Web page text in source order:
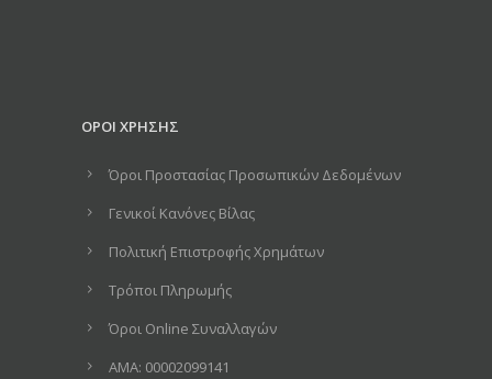
ΟΡΟΙ ΧΡΗΣΗΣ
Όροι Προστασίας Προσωπικών Δεδομένων
Γενικοί Κανόνες Βίλας
Πολιτική Επιστροφής Χρημάτων
Τρόποι Πληρωμής
Όροι Online Συναλλαγών
ΑΜΑ: 00002099141